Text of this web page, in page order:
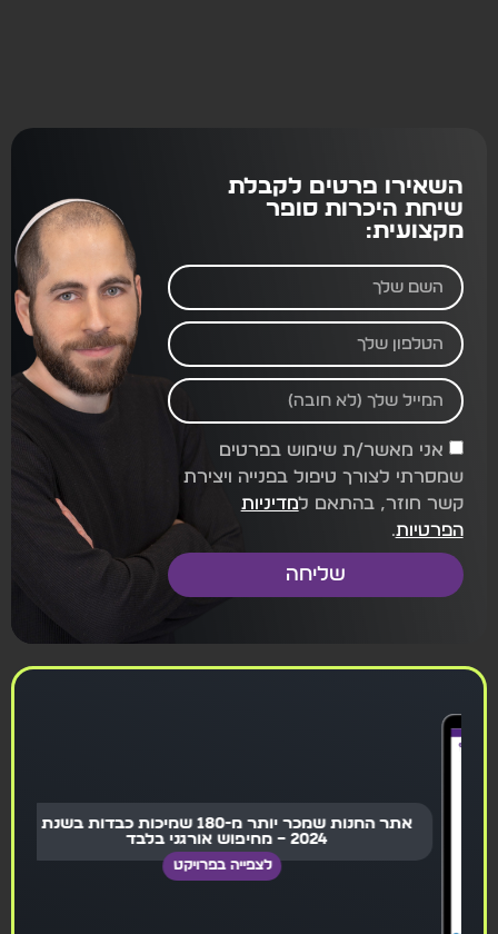
השאירו פרטים לקבלת
שיחת היכרות סופר
מקצועית:
אני מאשר/ת שימוש בפרטים
שמסרתי לצורך טיפול בפנייה ויצירת
קשר חוזר, בהתאם למדיניות
הפרטיות
שליחה
אתר החנות שמכר יותר מ-180 שמיכות כבדות בשנת
2024 – מחיפוש אורגני בלבד
לצפייה בפרויקט